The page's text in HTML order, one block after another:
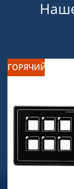
ГОРЯЧИЙ